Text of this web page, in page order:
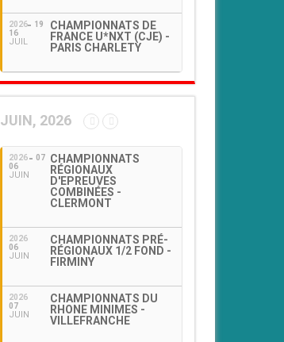
2026
16
JUIL
19
CHAMPIONNATS DE
FRANCE U*NXT (CJE) -
PARIS CHARLETY
JUIN, 2026
2026
06
JUIN
07
CHAMPIONNATS
RÉGIONAUX
D'EPREUVES
COMBINÉES -
CLERMONT
2026
06
JUIN
CHAMPIONNATS PRÉ-
RÉGIONAUX 1/2 FOND -
FIRMINY
2026
07
JUIN
CHAMPIONNATS DU
RHONE MINIMES -
VILLEFRANCHE